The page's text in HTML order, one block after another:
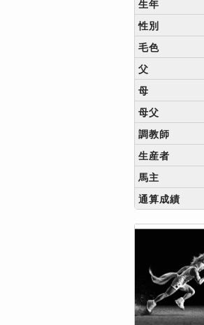
生年
性別
毛色
父
母
母父
調教師
生産者
馬主
通算成績